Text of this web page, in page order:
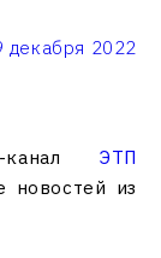
декабря 2022
каналЭТП
новостей из